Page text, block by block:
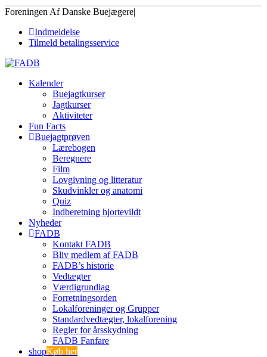
Foreningen Af Danske Buejægere|
Indmeldelse
Tilmeld betalingsservice
Kalender
Buejagtkurser
Jagtkurser
Aktiviteter
Fun Facts
Buejagtprøven
Lærebogen
Beregnere
Film
Lovgivning og litteratur
Skudvinkler og anatomi
Quiz
Indberetning hjortevildt
Nyheder
FADB
Kontakt FADB
Bliv medlem af FADB
FADB’s historie
Vedtægter
Værdigrundlag
Forretningsorden
Lokalforeninger og Grupper
Standardvedtægter, lokalforening
Regler for årsskydning
FADB Fanfare
shopKøb her